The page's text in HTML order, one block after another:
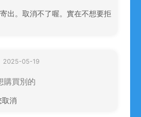
出。取消不了喔。實在不想要拒
2025-05-19
購買別的
消